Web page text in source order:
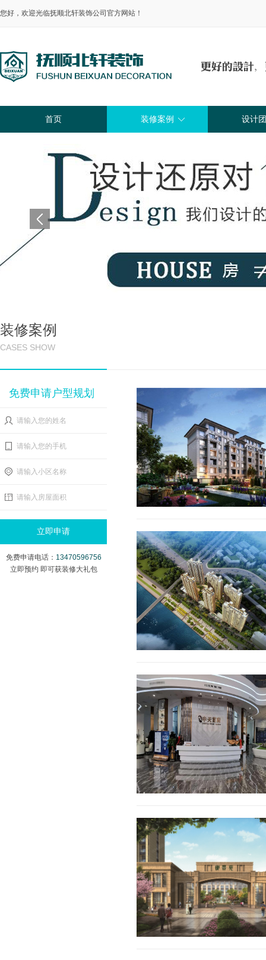
您好，欢迎光临抚顺北轩装饰公司官方网站！
首页 装修案例 设计
装修案例
CASES SHOW
免费申请户型规划
请输入您的姓名
请输入您的手机
请输入小区名称
请输入房屋面积
免费申请电话： 13470596756
立即预约 即可获装修大礼包